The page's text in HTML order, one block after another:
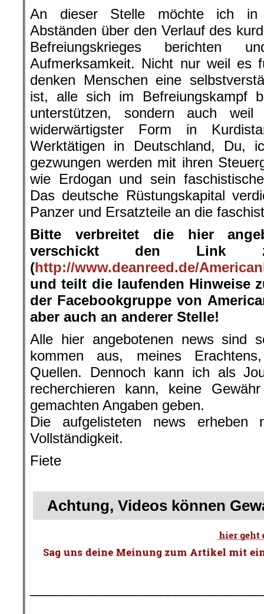
An dieser Stelle möchte ich in
Abständen über den Verlauf des
Befreiungskrieges
Aufmerksamkeit. Nicht nur weil es
denken Menschen eine
ist, alle sich im Befreiungskampf
unterstützen, sondern auch
widerwärtigster Form in
Werktätigen in Deutschland, Du,
gezwungen werden mit ihren
wie Erdogan und sein
Das deutsche Rüstungskapital
Panzer und Ersatzteile an die
Bitte verbreitet die hier
verschickt den Link
(http://www.deanreed.de/
und teilt die laufenden Hinweise
der Facebookgruppe von
aber auch an anderer Stelle!
Alle hier angebotenen news sind
kommen aus, meines
Quellen. Dennoch kann ich als
recherchieren kann, keine
gemachten Angaben geben.
Die aufgelisteten news erheben
Vollständigkeit.
Fiete
Achtung, Videos können